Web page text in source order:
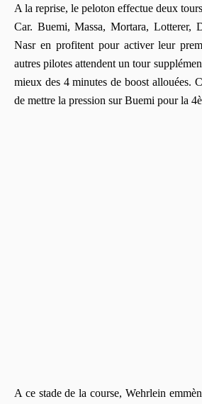
A la reprise, le peloton effectue deux
Car. Buemi, Massa, Mortara, Lotterer,
Nasr en profitent pour activer leur
autres pilotes attendent un tour
mieux des 4 minutes de boost allouées.
de mettre la pression sur Buemi pour la
A ce stade de la course, Wehrlein